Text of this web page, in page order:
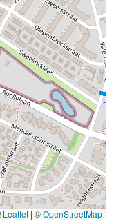
Leaflet | ©OpenStreetMap